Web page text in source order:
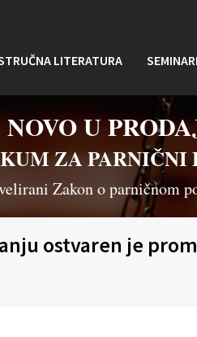
LITERATURA
NOVO U
ZA PARNIČNI
Zakon o parničnom
ostvaren je